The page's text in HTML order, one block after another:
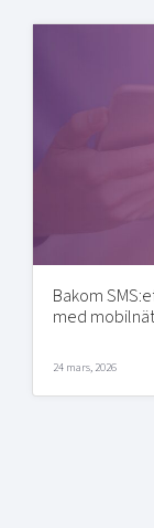
Bakom
med
24 mars, 2026